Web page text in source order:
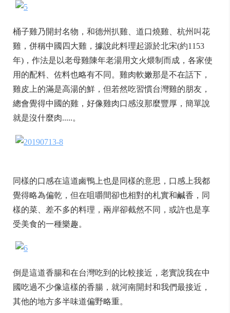
桶子雞乃開封名物，和德州扒雞、道口燒雞、杭州叫花
雞，併稱中國四大雞，據說此料理起源於北宋(約1153
年)，作法是以老母雞陳年老湯用文火煨制而成，各家使
用的配料、佐料也略有不同。雞肉軟嫩那是不在話下，
雞皮上的滿是高湯的鮮，但若然吃習慣台灣雞的朋友，
總會覺得中國的雞，好像雞肉口感沒那麼豐厚，簡單說
就是沒什麼肉.....。
同樣的口感在這道鹵鴨上也是同樣的意思，口感上我都
覺得略為偏乾，但在咀嚼間卻也相對的札實和鹹香，同
樣的菜、差不多的料理，兩岸卻截然不同，或許也是享
受美食的一種樂趣。
倒是這道香腸和在台灣吃到的比較接近，老實說我在中
國吃過不少像這樣的香腸，就河南開封和我們最接近，
其他的地方多半味道偏野略重。